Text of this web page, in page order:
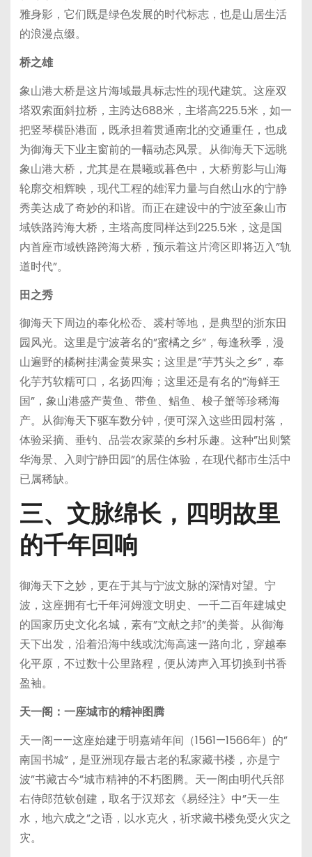
雅身影，它们既是绿色发展的时代标志，也是山居生活
的浪漫点缀。
桥之雄
象山港大桥是这片海域最具标志性的现代建筑。这座双
塔双索面斜拉桥，主跨达688米，主塔高225.5米，如一
把竖琴横卧港面，既承担着贯通南北的交通重任，也成
为御海天下业主窗前的一幅动态风景。从御海天下远眺
象山港大桥，尤其是在晨曦或暮色中，大桥剪影与山海
轮廓交相辉映，现代工程的雄浑力量与自然山水的宁静
秀美达成了奇妙的和谐。而正在建设中的宁波至象山市
域铁路跨海大桥，主塔高度同样达到225.5米，这是国
内首座市域铁路跨海大桥，预示着这片湾区即将迈入”轨
道时代”。
田之秀
御海天下周边的奉化松岙、裘村等地，是典型的浙东田
园风光。这里是宁波著名的”蜜橘之乡”，每逢秋季，漫
山遍野的橘树挂满金黄果实；这里是”芋艿头之乡”，奉
化芋艿软糯可口，名扬四海；这里还是有名的”海鲜王
国”，象山港盛产黄鱼、带鱼、鲳鱼、梭子蟹等珍稀海
产。从御海天下驱车数分钟，便可深入这些田园村落，
体验采摘、垂钓、品尝农家菜的乡村乐趣。这种”出则繁
华海景、入则宁静田园”的居住体验，在现代都市生活中
已属稀缺。
三、文脉绵长，四明故里
的千年回响
御海天下之妙，更在于其与宁波文脉的深情对望。宁
波，这座拥有七千年河姆渡文明史、一千二百年建城史
的国家历史文化名城，素有”文献之邦”的美誉。从御海
天下出发，沿着沿海中线或沈海高速一路向北，穿越奉
化平原，不过数十公里路程，便从涛声入耳切换到书香
盈袖。
天一阁：一座城市的精神图腾
天一阁——这座始建于明嘉靖年间（1561—1566年）的”
南国书城”，是亚洲现存最古老的私家藏书楼，亦是宁
波”书藏古今”城市精神的不朽图腾。天一阁由明代兵部
右侍郎范钦创建，取名于汉郑玄《易经注》中”天一生
水，地六成之”之语，以水克火，祈求藏书楼免受火灾之
灾。